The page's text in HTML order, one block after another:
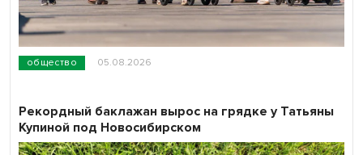
общество 05.08.2026
Рекордный баклажан вырос на грядке у Татьяны
Купиной под Новосибирском